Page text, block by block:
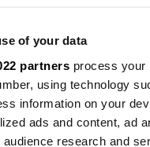
of your data
partners process your
using technology
information on your
ads and content, ad
research and